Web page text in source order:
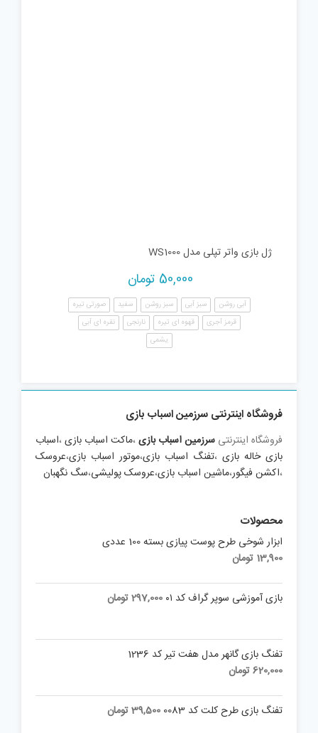
ژل بازی واتر تپلی مدل WS1000
50,000 تومان
آبی روشن سبز آبی سبز روشن سفید
صورتی تیره
قرمز آجری
قهوه ای تیره نارنجی
نقره ای آبی
یشمی
فروشگاه اینترنتی سرزمین اسباب بازی
فروشگاه اینترنتی سرزمین اسباب بازی،ماکت اسباب بازی،اسباب
بازی خاله بازی ،تفنگ اسباب بازی،موتور اسباب بازی،عروسک
،اکشن فیگور،ماشین اسباب بازی،عروسک پولیشی،سگ نگهبان
محصولات
ابزار شوخی طرح پوست پیازی بسته 100 عددی
13,900 تومان
بازی آموزشی سوپر گراف کد ۰۱ 297,000تومان
تفنگ بازی گانهر مدل هفت تیر کد 1236
620,000تومان
تفنگ بازی طرح کلت کد 0083 39,500تومان